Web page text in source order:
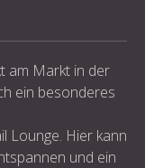
am Markt in der
ein besonderes
Lounge. Hier kann
und ein